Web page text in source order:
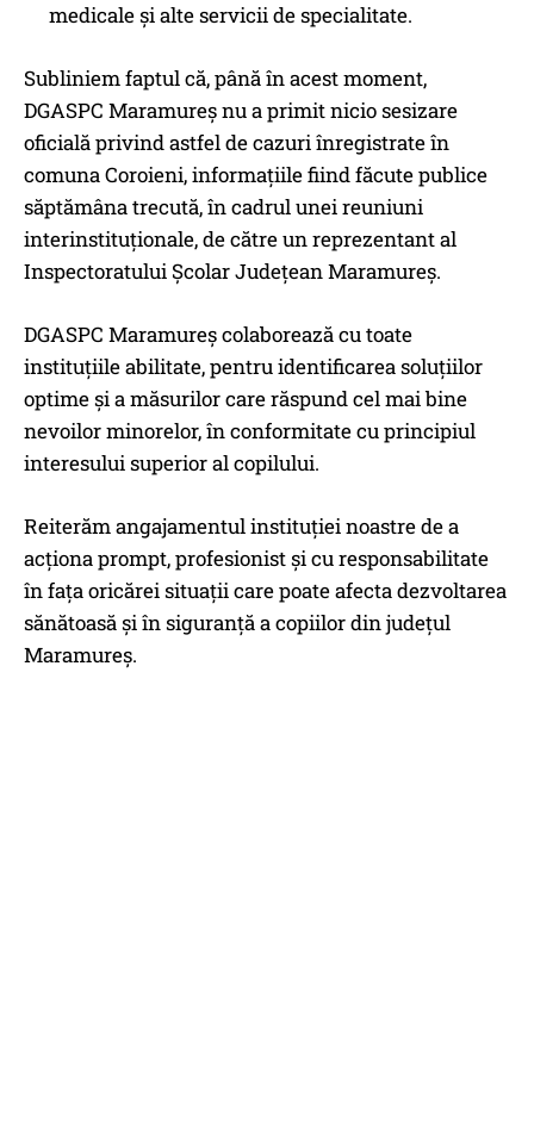
medicale și alte servicii de specialitate.
Subliniem faptul că, până în acest moment,
DGASPC Maramureș nu a primit nicio sesizare
oficială privind astfel de cazuri înregistrate în
comuna Coroieni, informațiile fiind făcute publice
săptămâna trecută, în cadrul unei reuniuni
interinstituționale, de către un reprezentant al
Inspectoratului Școlar Județean Maramureș.
DGASPC Maramureș colaborează cu toate
instituțiile abilitate, pentru identificarea soluțiilor
optime și a măsurilor care răspund cel mai bine
nevoilor minorelor, în conformitate cu principiul
interesului superior al copilului.
Reiterăm angajamentul instituției noastre de a
acționa prompt, profesionist și cu responsabilitate
în fața oricărei situații care poate afecta dezvoltarea
sănătoasă și în siguranță a copiilor din județul
Maramureș.